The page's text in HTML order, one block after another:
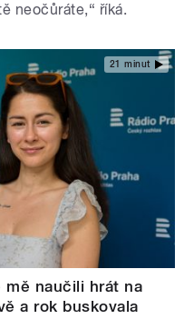
neočůráte,“ říká.
21 minut
mě naučili hrát na
a rok buskovala